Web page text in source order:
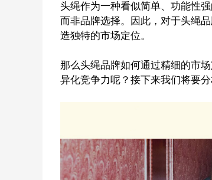
头绳作为一种看似简单、功能性
而非品牌选择。因此，对于头绳
造独特的市场定位。
那么头绳品牌如何通过精细的市
异化竞争力呢？接下来我们将要